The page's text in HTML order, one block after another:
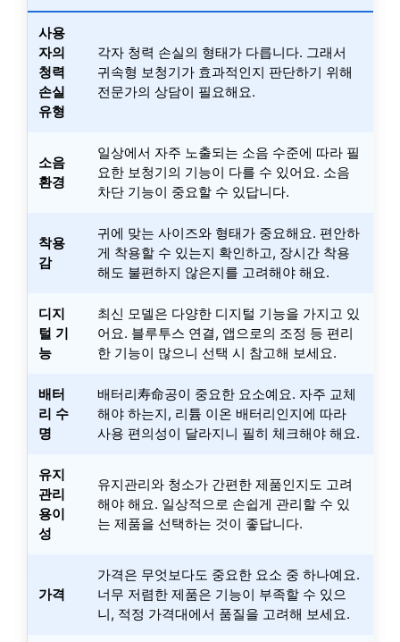
사용
자의
청력
손실
유형
각자 청력 손실의 형태가 다릅니다. 그래서
귀속형 보청기가 효과적인지 판단하기 위해
전문가의 상담이 필요해요.
소음
환경
일상에서 자주 노출되는 소음 수준에 따라 필
요한 보청기의 기능이 다를 수 있어요. 소음
차단 기능이 중요할 수 있답니다.
착용
감
귀에 맞는 사이즈와 형태가 중요해요. 편안하
게 착용할 수 있는지 확인하고, 장시간 착용
해도 불편하지 않은지를 고려해야 해요.
디지
털 기
능
최신 모델은 다양한 디지털 기능을 가지고 있
어요. 블루투스 연결, 앱으로의 조정 등 편리
한 기능이 많으니 선택 시 참고해 보세요.
배터
리 수
명
배터리寿命공이 중요한 요소예요. 자주 교체
해야 하는지, 리튬 이온 배터리인지에 따라
사용 편의성이 달라지니 필히 체크해야 해요.
유지
관리
용이
성
유지관리와 청소가 간편한 제품인지도 고려
해야 해요. 일상적으로 손쉽게 관리할 수 있
는 제품을 선택하는 것이 좋답니다.
가격
가격은 무엇보다도 중요한 요소 중 하나예요.
너무 저렴한 제품은 기능이 부족할 수 있으
니, 적정 가격대에서 품질을 고려해 보세요.